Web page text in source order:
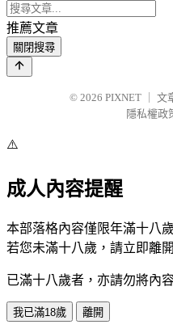
推薦文章
關閉搜尋
© 2026 PIXNET
文
隱私權政
⚠️
成人內容提醒
本部落格內容僅限年滿十八
若您未滿十八歲，請立即離
已滿十八歲者，亦請勿將內
我已滿18歲 離開